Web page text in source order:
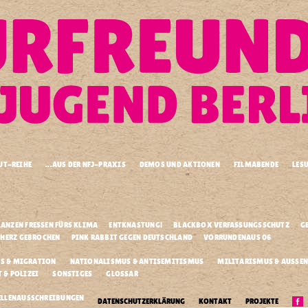
REIHE ...AUS DER NFJ-PRAXIS DEMOS UND AKTIONEN FILMABENDE
FRESSEN FÜRS KLIMA. ENTKNASTUNG!. BLACKBOX VERFASSUNGSSCHUTZ.
GEBROCHEN. PINK RABBIT GEGEN DEUTSCHLAND. VORRUNDENAUS 06.
& MIGRATION NATIONALISMUS & ANTISEMITISMUS
MILITARISMUS &
& POLIZEI SONSTIGES GLOSSAR
. Außerdem..
DATENSCHUTZERKLÄRUNG KONTAKT PROJEKTE